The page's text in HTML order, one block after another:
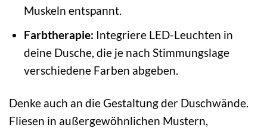
Muskeln entspannt.
Farbtherapie: Integriere LED-Leuchten in
deine Dusche, die je nach Stimmungslage
verschiedene Farben abgeben.
Denke auch an die Gestaltung der Duschwände.
Fliesen in außergewöhnlichen Mustern,